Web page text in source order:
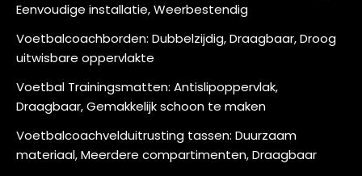
Eenvoudige installatie, Weerbestendig
Voetbalcoachborden: Dubbelzijdig, Draagbaar, Droog
uitwisbare oppervlakte
Voetbal Trainingsmatten: Antislipoppervlak,
Draagbaar, Gemakkelijk schoon te maken
Voetbalcoachvelduitrusting tassen: Duurzaam
materiaal, Meerdere compartimenten, Draagbaar